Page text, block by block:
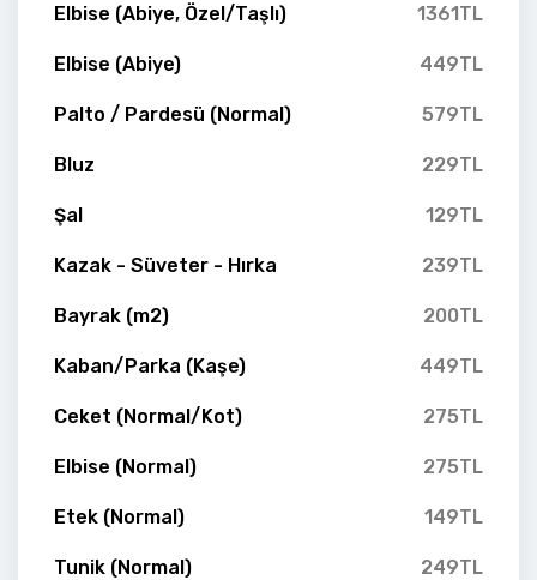
Elbise (Abiye, Özel/Taşlı) 1361TL
Elbise (Abiye) 449TL
Palto / Pardesü (Normal) 579TL
Bluz 229TL
Şal 129TL
Kazak - Süveter - Hırka 239TL
Bayrak (m2) 200TL
Kaban/Parka (Kaşe) 449TL
Ceket (Normal/Kot) 275TL
Elbise (Normal) 275TL
Etek (Normal) 149TL
Tunik (Normal) 249TL